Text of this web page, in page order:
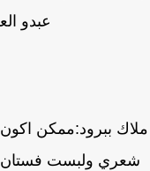
عبدو
ببرود:ممكن اكون
ولبست فستان